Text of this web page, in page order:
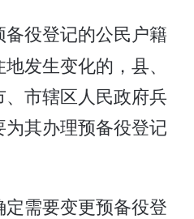
备役登记的公民户籍
发生变化的，县、
市辖区人民政府兵
其办理预备役登记
需要变更预备役登